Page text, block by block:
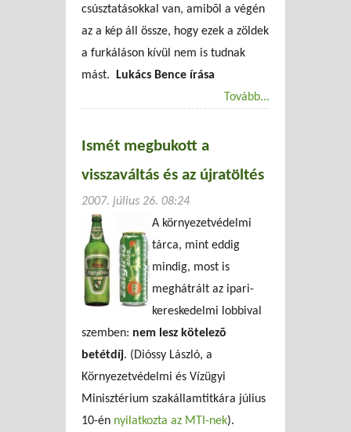
csúsztatásokkal van, amibõl a végén
az a kép áll össze, hogy ezek a zöldek
a furkáláson kívül nem is tudnak
mást.
Lukács Bence írása
Tovább...
Ismét megbukott a
visszaváltás és az újratöltés
2007. július 26. 08:24
A környezetvédelmi
tárca, mint eddig
mindig, most is
meghátrált az ipari-
kereskedelmi lobbival
szemben: nem lesz kötelezõ
betétdíj. (Dióssy László, a
Környezetvédelmi és Vízügyi
Minisztérium szakállamtitkára július
10-én nyilatkozta az MTI-nek).